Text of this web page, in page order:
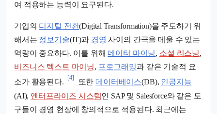
여 적용하는 능력이 요구된다.
기업의 디지털 전환(Digital Transformation)을 주도하기 위
해서는 정보기술(IT)과 경영 사이의 간극을 메울 수 있는
역량이 중요하다. 이를 위해데이터 마이닝, 소셜 리스닝,
비즈니스 텍스트 마이닝, 프로그래밍과 같은 기술적 요
소가 활용된다.
[4]
또한데이터베이스(DB), 인공지능
(AI), 엔터프라이즈 시스템인 SAP 및 Salesforce와 같은 도
구들이 경영 현장에 창의적으로 적용된다. 최근에는